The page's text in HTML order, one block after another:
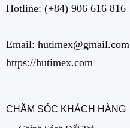
Hotline: (+84) 906 616 816
Email: hutimex@gmail.com
https://hutimex.com
CHĂM SÓC KHÁCH HÀNG